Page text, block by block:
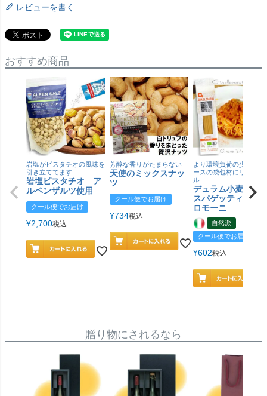
レビューを書く
おすすめ商品
岩塩がピスタチオの風味を
引き立ててます
岩塩ピスタチオ ア
ルペンザルツ使用
クール便でお届け
¥2,700税込
芳醇な香りがたまらない
天使のミックスナッ
ツ
クール便でお届け
¥734税込
より環境負荷の少ない紙
ースの袋包材にリニュー
ル
デュラム小麦 有
スパゲッティ／ジ
ロモーニ
自然派
クール便でお届け
¥602税込
贈り物にされるなら